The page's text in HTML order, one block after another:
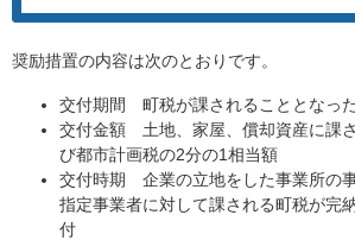
奨励措置の内容は次のとおりです。
交付期間 町税が課されることとなっ
交付金額 土地、家屋、償却資産に課
び都市計画税の2分の1相当額
交付時期 企業の立地をした事業所の
指定事業者に対して課される町税が完
付